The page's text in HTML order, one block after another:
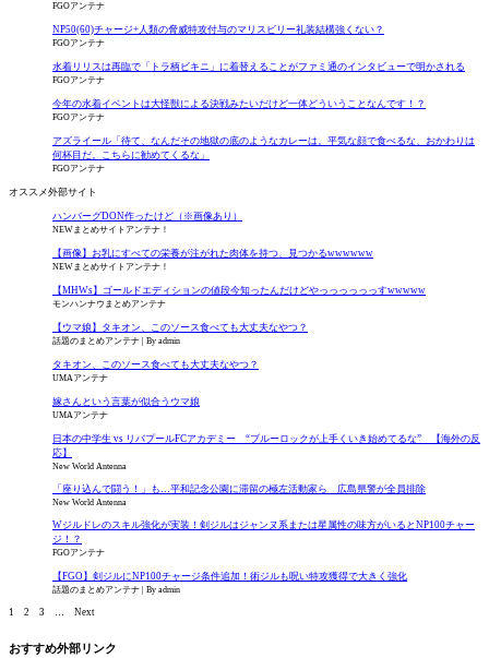
FGOアンテナ
NP50(60)チャージ+人類の脅威特攻付与のマリスビリー礼装結構強くない？
FGOアンテナ
水着リリスは再臨で「トラ柄ビキニ」に着替えることがファミ通のインタビューで明かされる
FGOアンテナ
今年の水着イベントは大怪獣による決戦みたいだけど一体どういうことなんです！？
FGOアンテナ
アズライール「待て、なんだその地獄の底のようなカレーは。平気な顔で食べるな、おかわりは
何杯目だ。こちらに勧めてくるな」
FGOアンテナ
オススメ外部サイト
ハンバーグDON作ったけど（※画像あり）
NEWまとめサイトアンテナ！
【画像】お乳にすべての栄養が注がれた肉体を持つ、見つかるwwwwww
NEWまとめサイトアンテナ！
【MHWs】ゴールドエディションの値段今知ったんだけどやっっっっっっすwwwww
モンハンナウまとめアンテナ
【ウマ娘】タキオン、このソース食べても大丈夫なやつ？
話題のまとめアンテナ By admin
タキオン、このソース食べても大丈夫なやつ？
UMAアンテナ
嫁さんという言葉が似合うウマ娘
UMAアンテナ
日本の中学生 vs リバプールFCアカデミー “ブルーロックが上手くいき始めてるな” 【海外の反
応】
New World Antenna
「座り込んで闘う！」も…平和記念公園に滞留の極左活動家ら 広島県警が全員排除
New World Antenna
Wジルドレのスキル強化が実装！剣ジルはジャンヌ系または星属性の味方がいるとNP100チャー
ジ！？
FGOアンテナ
【FGO】剣ジルにNP100チャージ条件追加！術ジルも呪い特攻獲得で大きく強化
話題のまとめアンテナ By admin
1 2 3 … Next
おすすめ外部リンク